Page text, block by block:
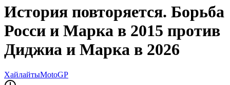
История повторяется. Борьба
Росси и Марка в 2015 против
Диджиа и Марка в 2026
ХайлайтыMotoGP